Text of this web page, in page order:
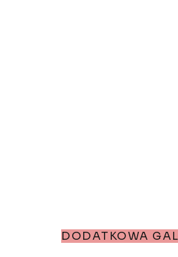
DODATKOWA